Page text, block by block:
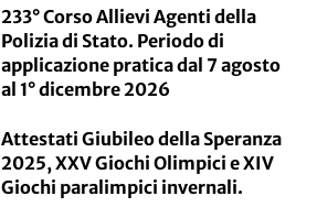
233° Corso Allievi Agenti della
Polizia di Stato. Periodo di
applicazione pratica dal 7 agosto
al 1° dicembre 2026
Attestati Giubileo della Speranza
2025, XXV Giochi Olimpici e XIV
Giochi paralimpici invernali.